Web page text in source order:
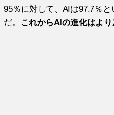
95％に対して、AIは97.7％
だ。 これからAIの進化はより